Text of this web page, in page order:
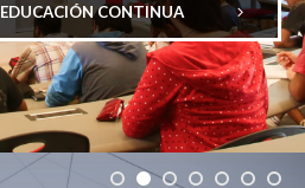
EDUCACIÓN CONTINUA